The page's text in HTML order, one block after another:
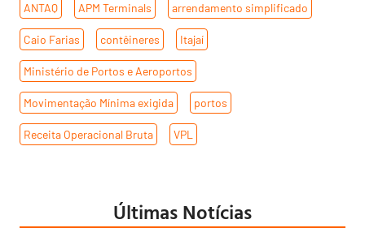
ANTAQ APM Terminals arrendamento simplificado
Caio Farias contêineres Itajaí
Ministério de Portos e Aeroportos
Movimentação Mínima exigida portos
Receita Operacional Bruta VPL
Últimas Notícias